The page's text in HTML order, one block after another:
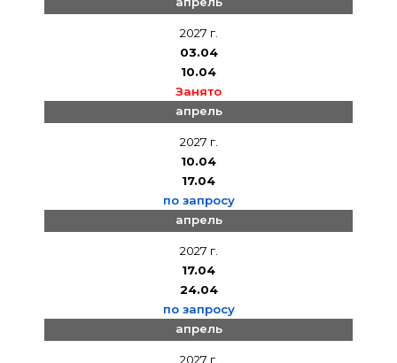
2027 г.
03.04
10.04
Занято
апрель
2027 г.
10.04
17.04
по запросу
апрель
2027 г.
17.04
24.04
по запросу
апрель
2027 г.